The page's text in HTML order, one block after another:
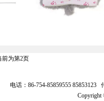
前为第2页
电话：86-754-85859555 85853123
Copyright